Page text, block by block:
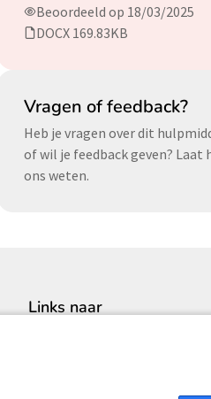
Beoordeeld op 18/03/2025
DOCX 169.83KB
Vragen of feedback?
Heb je vragen over dit
of wil je feedback geven? Laat
ons weten.
Links naar
Privacy Expertise Centrum